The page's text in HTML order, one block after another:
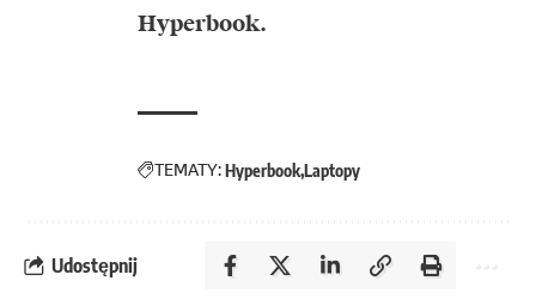
Hyperbook.
TEMATY:HyperbookLaptopy
Udostępnij